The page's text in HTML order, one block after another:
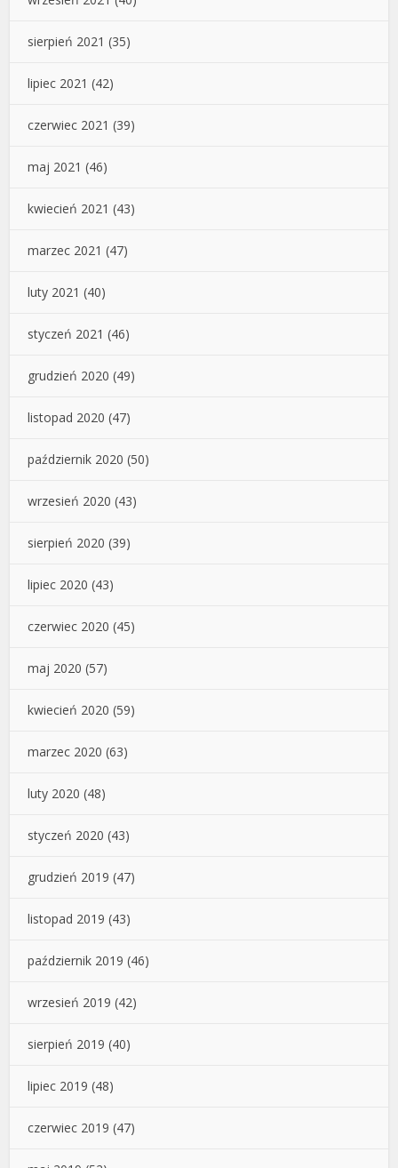
sierpień 2021 (35)
lipiec 2021 (42)
czerwiec 2021 (39)
maj 2021 (46)
kwiecień 2021 (43)
marzec 2021 (47)
luty 2021 (40)
styczeń 2021 (46)
grudzień 2020 (49)
listopad 2020 (47)
październik 2020 (50)
wrzesień 2020 (43)
sierpień 2020 (39)
lipiec 2020 (43)
czerwiec 2020 (45)
maj 2020 (57)
kwiecień 2020 (59)
marzec 2020 (63)
luty 2020 (48)
styczeń 2020 (43)
grudzień 2019 (47)
listopad 2019 (43)
październik 2019 (46)
wrzesień 2019 (42)
sierpień 2019 (40)
lipiec 2019 (48)
czerwiec 2019 (47)